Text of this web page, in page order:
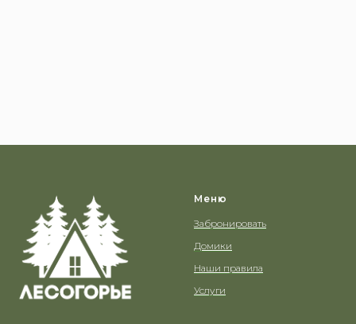
Меню
Забронировать
Домики
Наши правила
Услуги